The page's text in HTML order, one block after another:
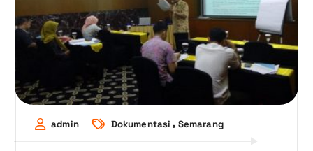
admin Dokumentasi , Semarang